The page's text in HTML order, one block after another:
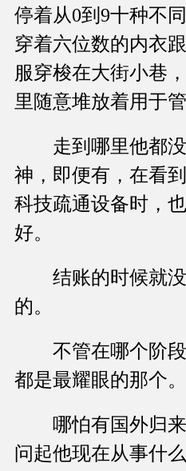
停着从0到9十种不
穿着六位数的内衣
服穿梭在大街小巷
里随意堆放着用于
走到哪里他都没
神，即便有，在看
科技疏通设备时，
好。
结账的时候就没
的。
不管在哪个阶段
都是最耀眼的那个。
哪怕有国外归来
问起他现在从事什